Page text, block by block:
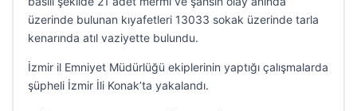
üzerinde bulunan kıyafetleri 13033 sokak üzerinde tarla
kenarında atıl vaziyette bulundu.
İzmir il Emniyet Müdürlüğü ekiplerinin yaptığı çalışmalarda
şüpheli İzmir İli Konak’ta yakalandı.